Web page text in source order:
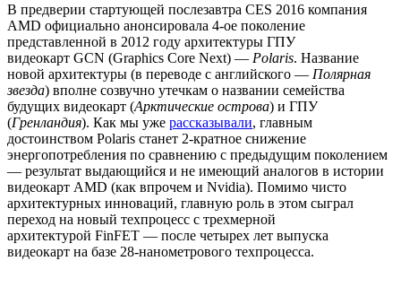
В предверии стартующей послезавтра CES 2016 компания
AMD официально анонсировала 4-ое поколение
представленной в 2012 году архитектуры ГПУ
видеокарт GCN (Graphics Core Next) — Polaris. Название
новой архитектуры (в переводе с английского — Полярная
звезда) вполне созвучно утечкам о названии семейства
будущих видеокарт (Арктические острова) и ГПУ
(Гренландия). Как мы уже рассказывали, главным
достоинством Polaris станет 2-кратное снижение
энергопотребления по сравнению с предыдущим поколением
— результат выдающийся и не имеющий аналогов в истории
видеокарт AMD (как впрочем и Nvidia). Помимо чисто
архитектурных инноваций, главную роль в этом сыграл
переход на новый техпроцесс с трехмерной
архитектурой FinFET — после четырех лет выпуска
видеокарт на базе 28-нанометрового техпроцесса.